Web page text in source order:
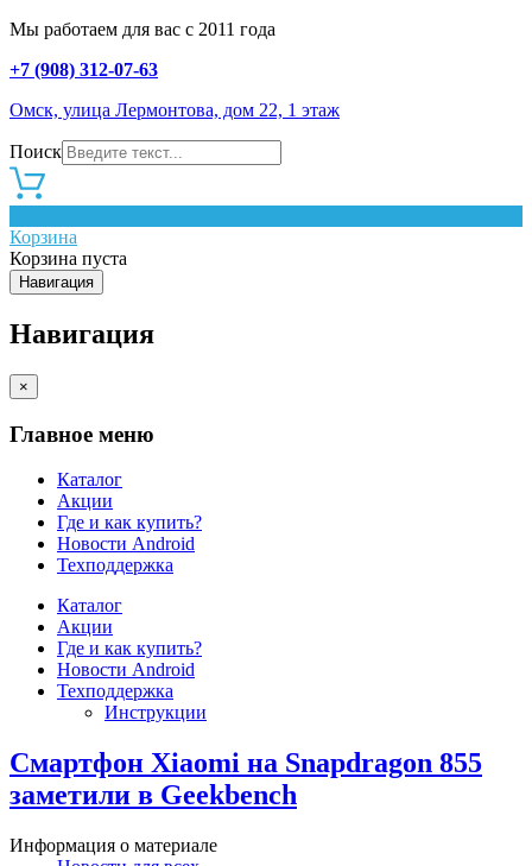
Мы работаем для вас с 2011 года
+7 (908) 312-07-63
Омск, улица Лермонтова, дом 22, 1 этаж
Поиск
Корзина
Корзина пуста
Навигация
Навигация
×
Главное меню
Каталог
Акции
Где и как купить?
Новости Android
Техподдержка
Каталог
Акции
Где и как купить?
Новости Android
Техподдержка
Инструкции
Смартфон Xiaomi на Snapdragon 855
заметили в Geekbench
Информация о материале